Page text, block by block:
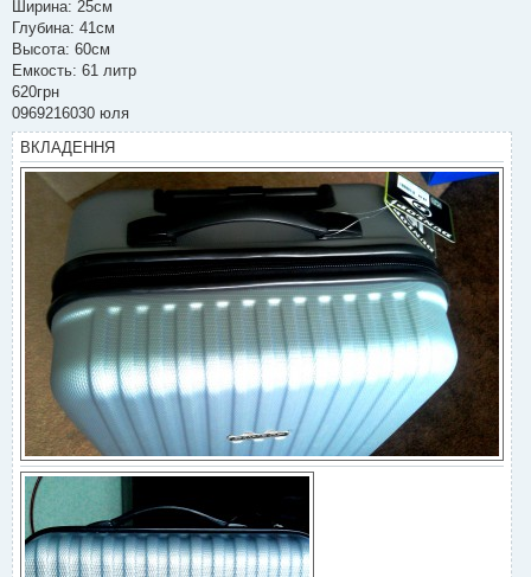
Ширина: 25см
Глубина: 41см
Высота: 60см
Емкость: 61 литр
620грн
0969216030 юля
ВКЛАДЕННЯ